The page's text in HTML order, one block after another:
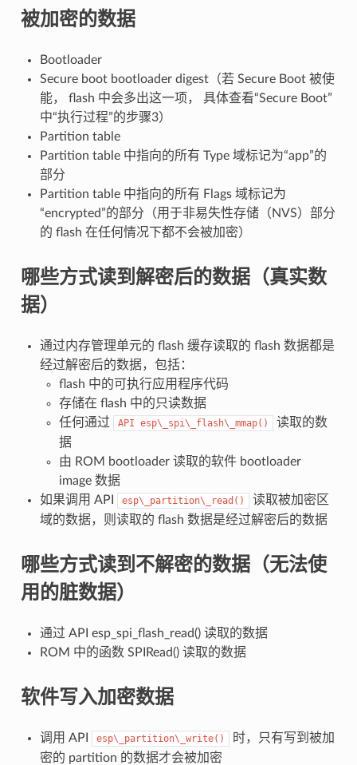
被加密的数据
Bootloader
Secure boot bootloader digest（若 Secure Boot 被使
能， flash 中会多出这一项， 具体查看“Secure Boot”
中“执行过程”的步骤3）
Partition table
Partition table 中指向的所有 Type 域标记为“app”的
部分
Partition table 中指向的所有 Flags 域标记为
“encrypted”的部分（用于非易失性存储（NVS）部分
的 flash 在任何情况下都不会被加密）
哪些方式读到解密后的数据（真实数
据）
通过内存管理单元的 flash 缓存读取的 flash 数据都是
经过解密后的数据，包括：
flash 中的可执行应用程序代码
存储在 flash 中的只读数据
任何通过
API esp\_spi\_flash\_mmap()
读取的数
据
由 ROM bootloader 读取的软件 bootloader
image 数据
如果调用 API
esp\_partition\_read()
读取被加密区
域的数据，则读取的 flash 数据是经过解密后的数据
哪些方式读到不解密的数据（无法使
用的脏数据）
通过 API esp_spi_flash_read() 读取的数据
ROM 中的函数 SPIRead() 读取的数据
软件写入加密数据
调用 API esp\_partition\_write()
时，只有写到被加
密的 partition 的数据才会被加密